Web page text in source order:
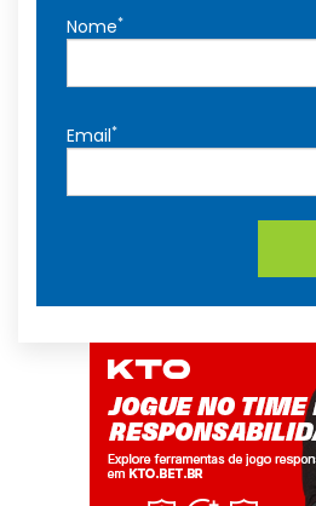
Nome*
Email*